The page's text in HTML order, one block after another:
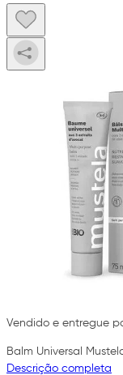
Vendido e entregue
Balm Universal
Descrição completa